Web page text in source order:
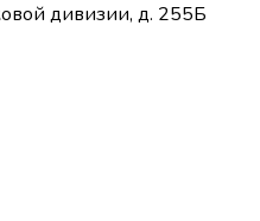
дивизии, д. 255Б